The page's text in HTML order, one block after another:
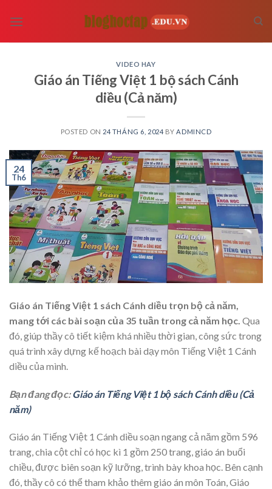
VIDEO HAY
Giáo án Tiếng Việt 1 bộ sách Cánh
diều (Cả năm)
POSTED ON 24 THÁNG 6, 2024 BY ADMINCD
24
Th6
Giáo án Tiếng Việt 1 sách Cánh diều trọn bộ cả năm,
mang tới các bài soạn của 35 tuần trong cả năm học. Qua
đó, giúp thầy cô tiết kiệm khá nhiều thời gian, công sức trong
quá trình xây dựng kế hoạch bài dạy môn Tiếng Việt 1 Cánh
diều của mình.
Bạn đang đọc:Giáo án Tiếng Việt 1 bộ sách Cánh diều (Cả
năm)
Giáo án Tiếng Việt 1 Cánh diều soạn ngang cả năm gồm 596
trang, chia cột chỉ có học kì 1 gồm 250 trang, giáo án buổi
chiều, được biên soạn kỹ lưỡng, trình bày khoa học. Bên cạnh
đó, thầy cô có thể tham khảo thêm giáo án môn Toán, Giáo